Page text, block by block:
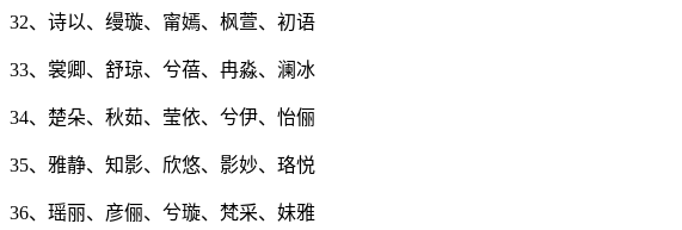
32、诗以、缦璇、甯嫣、枫萱、初语
33、裳卿、舒琼、兮蓓、冉淼、澜冰
34、楚朵、秋茹、莹依、兮伊、怡俪
35、雅静、知影、欣悠、影妙、珞悦
36、瑶丽、彦俪、兮璇、梵采、妹雅